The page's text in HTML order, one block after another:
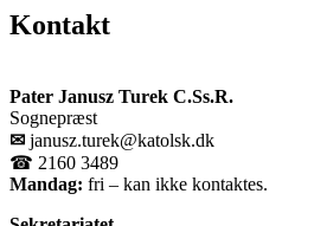
Kontakt
Pater Janusz Turek C.Ss.R.
Sognepræst
✉ janusz.turek@katolsk.dk
☎ 2160 3489​
Mandag: fri – kan ikke kontaktes.